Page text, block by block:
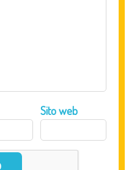
Sito web